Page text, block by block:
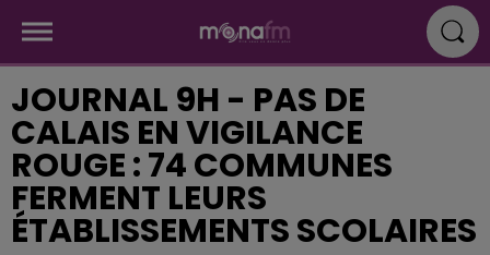
JOURNAL 9H - PAS DE
CALAIS EN VIGILANCE
ROUGE : 74 COMMUNES
FERMENT LEURS
ÉTABLISSEMENTS SCOLAIRES